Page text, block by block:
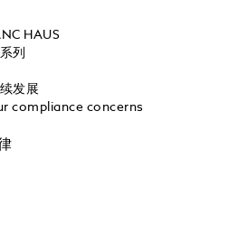
HAUS
列
发展
compliance concerns